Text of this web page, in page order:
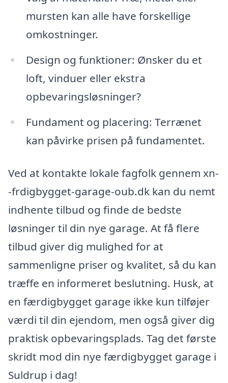
mursten kan alle have forskellige
omkostninger.
Design og funktioner: Ønsker du et
loft, vinduer eller ekstra
opbevaringsløsninger?
Fundament og placering: Terrænet
kan påvirke prisen på fundamentet.
Ved at kontakte lokale fagfolk gennem xn-
-frdigbygget-garage-oub.dk kan du nemt
indhente tilbud og finde de bedste
løsninger til din nye garage. At få flere
tilbud giver dig mulighed for at
sammenligne priser og kvalitet, så du kan
træffe en informeret beslutning. Husk, at
en færdigbygget garage ikke kun tilføjer
værdi til din ejendom, men også giver dig
praktisk opbevaringsplads. Tag det første
skridt mod din nye færdigbygget garage i
Suldrup i dag!